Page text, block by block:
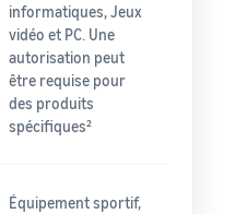
informatiques, Jeux
vidéo et PC. Une
autorisation peut
être requise pour
des produits
spécifiques²
Équipement sportif,